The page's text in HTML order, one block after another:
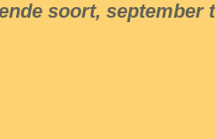
soort, september